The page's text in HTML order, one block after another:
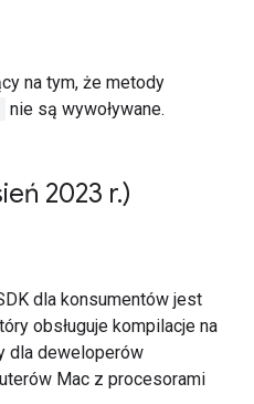
na tym, że metody
nie są wywoływane.
2023 r.)
dla konsumentów jest
obsługuje kompilacje na
dla deweloperów
Mac z procesorami